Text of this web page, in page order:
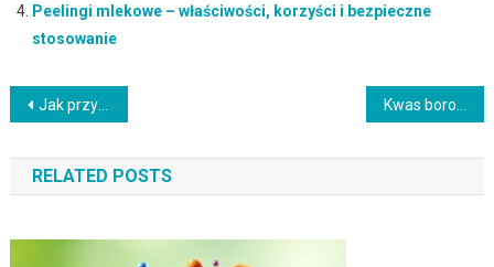
Peelingi mlekowe – właściwości, korzyści i bezpieczne
stosowanie
Nawigacja
wpisu
Jak przygotować i wykonać makijaż ust krok po kroku
RELATED POSTS